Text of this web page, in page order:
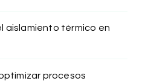
aislamiento térmico en
procesos